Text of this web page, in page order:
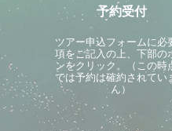
予約受付
ツアー申込フォームに必
項をご記入の上、下部の
ンをクリック。（この時
では予約は確約されてい
ん）